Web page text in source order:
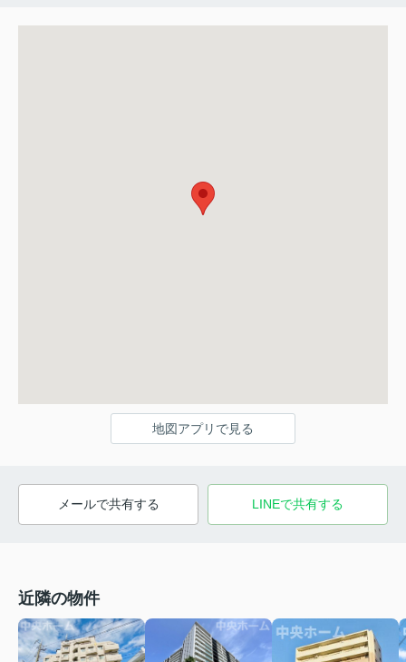
地図アプリで見る
メールで共有する LINEで共有する
近隣の物件